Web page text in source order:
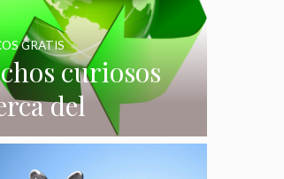
curiosos
del
que
GRATIS